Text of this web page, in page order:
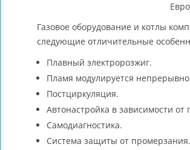
Газовое оборудование и котлы
следующие отличительные
Плавный электророзжиг.
Пламя модулируется
Постциркуляция.
Автонастройка в зависимости от
Самодиагностика.
Система защиты от промерзания.